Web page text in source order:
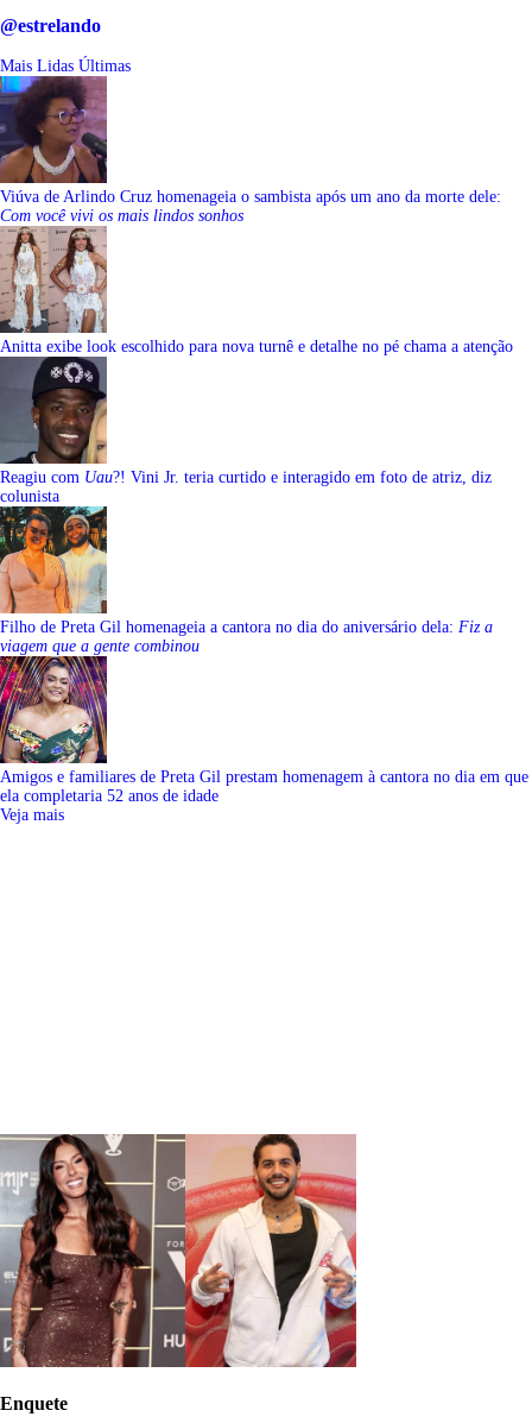
@estrelando
Mais Lidas Últimas
Viúva de Arlindo Cruz homenageia o sambista após um ano da morte dele:
Com você vivi os mais lindos sonhos
Anitta exibe look escolhido para nova turnê e detalhe no pé chama a atenção
Reagiu com Uau?! Vini Jr. teria curtido e interagido em foto de atriz, diz
colunista
Filho de Preta Gil homenageia a cantora no dia do aniversário dela: Fiz a
viagem que a gente combinou
Amigos e familiares de Preta Gil prestam homenagem à cantora no dia em que
ela completaria 52 anos de idade
Veja mais
Enquete